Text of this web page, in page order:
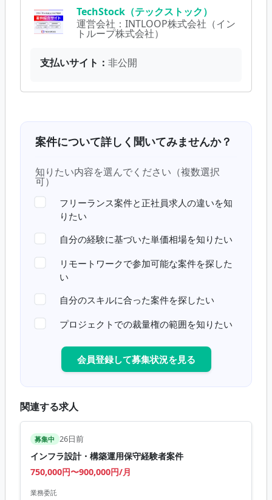
TechStock（テックストック）
運営会社： INTLOOP株式会社（イン
トループ株式会社）
支払いサイト： 非公開
案件について詳しく聞いてみませんか？
知りたい内容を選んでください（複数選択
可）
フリーランス案件と正社員求人の違いを知
りたい
自分の経験に基づいた単価相場を知りたい
リモートワークで参加可能な案件を探した
い
自分のスキルに合った案件を探したい
プロジェクトでの裁量権の範囲を知りたい
会員登録して募集状況を見る
関連する求人
募集中 26日前
インフラ設計・構築運用保守経験者案件
750,000円〜900,000円/月
業務委託